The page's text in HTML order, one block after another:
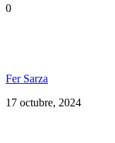
0
Fer Sarza
17 octubre, 2024